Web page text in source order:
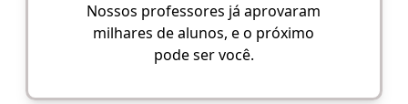
Nossos professores já aprovaram
milhares de alunos, e o próximo
pode ser você.